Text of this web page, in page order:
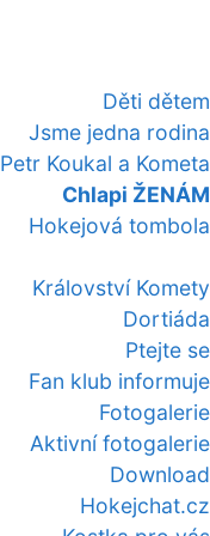
Děti dětem
Jsme jedna rodina
Petr Koukal a Kometa
Chlapi ŽENÁM
Hokejová tombola
Království Komety
Dortiáda
Ptejte se
Fan klub informuje
Fotogalerie
Aktivní fotogalerie
Download
Hokejchat.cz